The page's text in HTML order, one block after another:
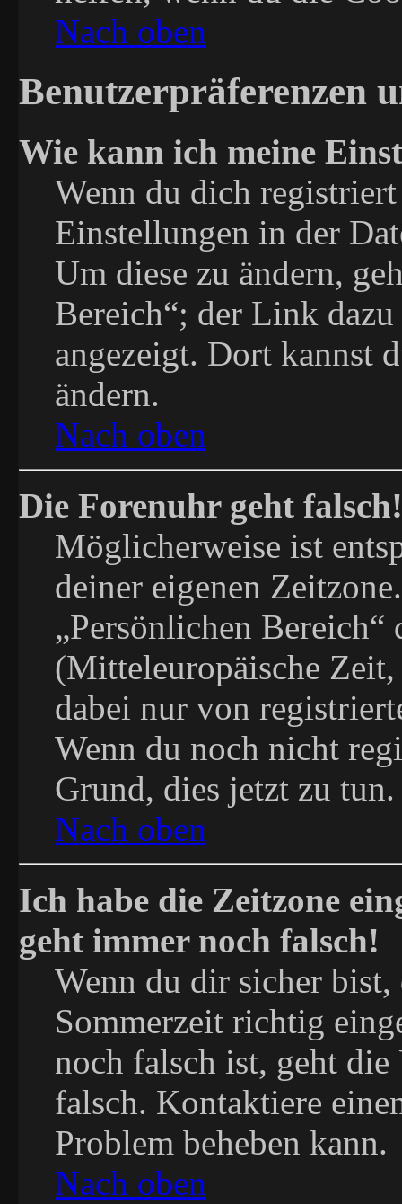
Nach oben
Benutzerpräferenzen
Wie kann ich meine
Wenn du dich
Einstellungen in der
Um diese zu ändern,
Bereich“; der Link
angezeigt. Dort kannst
ändern.
Nach oben
Die Forenuhr geht falsch!
Möglicherweise ist
deiner eigenen
„Persönlichen
(Mitteleuropäische
dabei nur von
Wenn du noch nicht
Grund, dies jetzt zu tun.
Nach oben
Ich habe die Zeitzone
geht immer noch falsch!
Wenn du dir sicher
Sommerzeit richtig
noch falsch ist, geht
falsch. Kontaktiere
Problem beheben kann.
Nach oben